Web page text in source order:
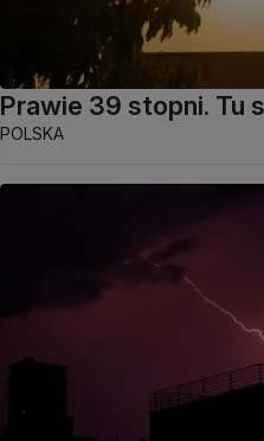
Prawie 39 stopni. Tu
POLSKA